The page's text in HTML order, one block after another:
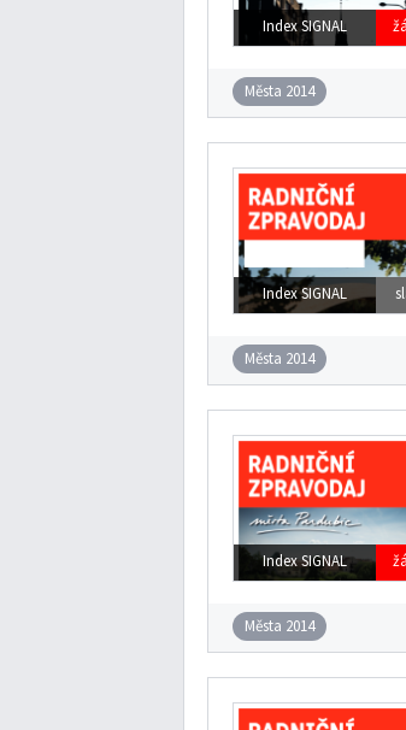
Index SIGNAL
Města 2014
Index SIGNAL
Města 2014
Index SIGNAL
Města 2014